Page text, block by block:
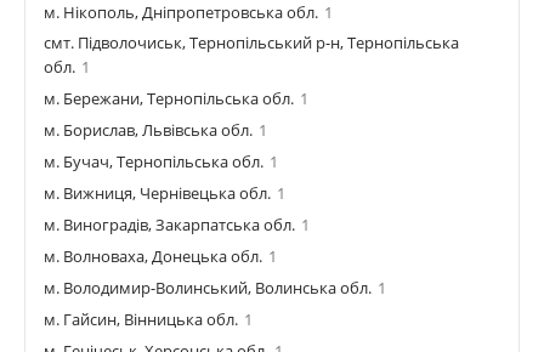
м. Нікополь, Дніпропетровська обл. 1
смт. Підволочиськ, Тернопільський р-н, Тернопільська
обл. 1
м. Бережани, Тернопільська обл. 1
м. Борислав, Львівська обл. 1
м. Бучач, Тернопільська обл. 1
м. Вижниця, Чернівецька обл. 1
м. Виноградів, Закарпатська обл. 1
м. Волноваха, Донецька обл. 1
м. Володимир-Волинський, Волинська обл. 1
м. Гайсин, Вінницька обл. 1